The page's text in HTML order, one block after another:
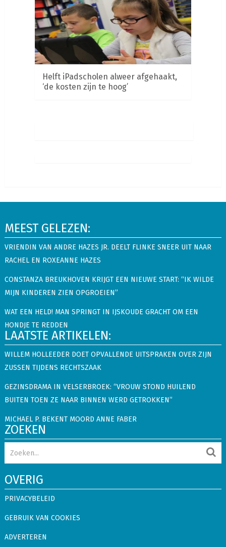
Helft iPadscholen alweer afgehaakt,
‘de kosten zijn te hoog’
MEEST GELEZEN:
VRIENDIN VAN ANDRE HAZES JR. DEELT FLINKE SNEER UIT NAAR
RACHEL EN ROXEANNE HAZES
CONSTANZA BREUKHOVEN KRIJGT EEN NIEUWE START: “IK WILDE
MIJN KINDEREN ZIEN OPGROEIEN”
WAT EEN HELD! MAN SPRINGT IN IJSKOUDE GRACHT OM EEN
HONDJE TE REDDEN
LAATSTE ARTIKELEN:
WILLEM HOLLEEDER DOET OPVALLENDE UITSPRAKEN OVER ZIJN
ZUSSEN TIJDENS RECHTSZAAK
GEZINSDRAMA IN VELSERBROEK: “VROUW STOND HUILEND
BUITEN TOEN ZE NAAR BINNEN WERD GETROKKEN”
MICHAEL P. BEKENT MOORD ANNE FABER
ZOEKEN
OVERIG
PRIVACYBELEID
GEBRUIK VAN COOKIES
ADVERTEREN